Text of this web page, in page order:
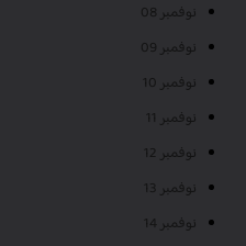
نوفمبر 08
نوفمبر 09
نوفمبر 10
نوفمبر 11
نوفمبر 12
نوفمبر 13
نوفمبر 14